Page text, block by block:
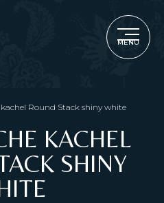
MENU
Round Stack shiny white
KACHEL
SHINY